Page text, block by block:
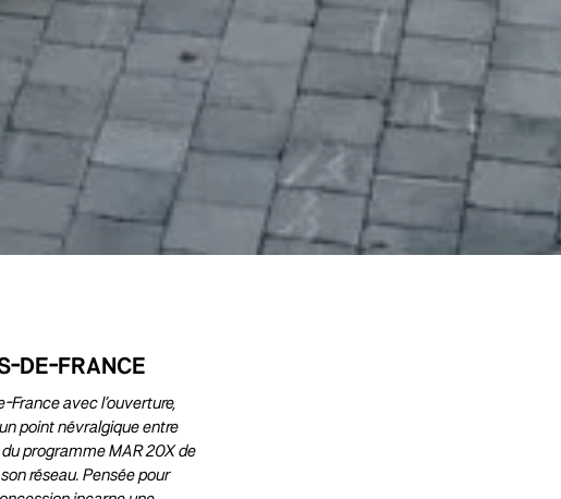
DE-FRANCE
avec l’ouverture,
point névralgique entre
programme MAR 20X de
réseau. Pensée pour